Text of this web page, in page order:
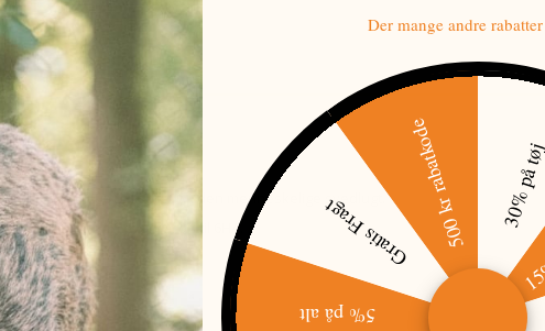
Produktet er baseret på den menneskelige svedlugt.
måneder og på et areal op til 6HA.
Der mange andre
30% på tøj
5% på alt
Gratis Fragt500 kr rabatkode